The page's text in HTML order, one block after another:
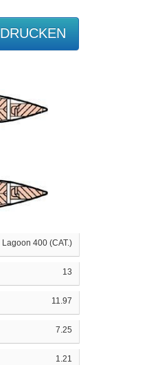
DRUCKEN
Lagoon 400 (CAT.)
13
11.97
7.25
1.21